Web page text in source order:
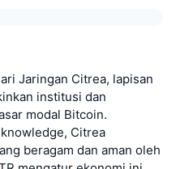
Jaringan Citrea, lapisan
institusi dan
modal Bitcoin.
Citrea
beragam dan aman oleh